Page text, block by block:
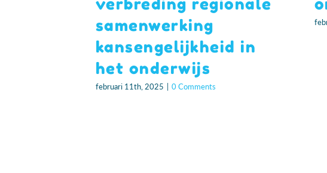
verbreding regionale
samenwerking
kansengelijkheid in
het onderwijs
februari 11th, 2025 0 Comments